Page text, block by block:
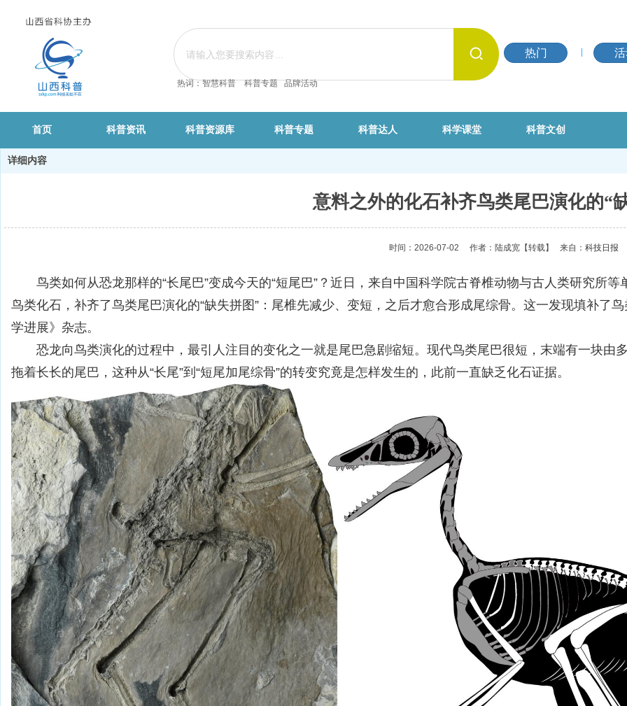
热词：智慧科普 科普专题 品牌活动
热门
首页 科普资讯 科普资源库 科普专题 科普达人 科学课堂 科普文创
详细内容
意料之外的化石补齐鸟类尾巴演化的“
时间：2026-07-02 作者：陆成宽 【转载】 来自： 科技日报
鸟类如何从恐龙那样的“长尾巴”变成今天的“短尾巴”？近日，来自中国科学院古脊椎动物与古人类研究所
鸟类化石，补齐了鸟类尾巴演化的“缺失拼图”：尾椎先减少、变短，之后才愈合形成尾综骨。这一发现填补了
学进展》杂志。
恐龙向鸟类演化的过程中，最引人注目的变化之一就是尾巴急剧缩短。现代鸟类尾巴很短，末端有一块
拖着长长的尾巴，这种从“长尾”到“短尾加尾综骨”的转变究竟是怎样发生的，此前一直缺乏化石证据。